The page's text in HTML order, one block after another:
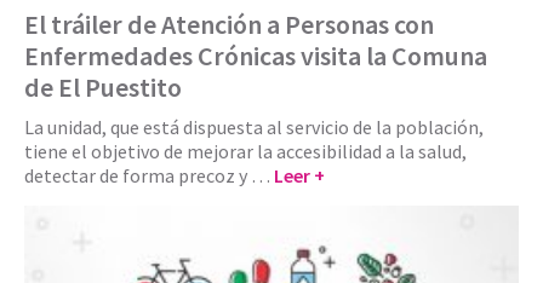
El tráiler de Atención a Personas con
Enfermedades Crónicas visita la Comuna
de El Puestito
La unidad, que está dispuesta al servicio de la población,
tiene el objetivo de mejorar la accesibilidad a la salud,
detectar de forma precoz y … Leer +